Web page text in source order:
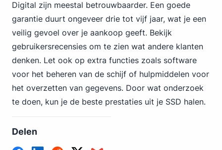
Digital zijn meestal betrouwbaarder. Een goede
garantie duurt ongeveer drie tot vijf jaar, wat je een
veilig gevoel over je aankoop geeft. Bekijk
gebruikersrecensies om te zien wat andere klanten
denken. Let ook op extra functies zoals software
voor het beheren van de schijf of hulpmiddelen voor
het overzetten van gegevens. Door wat onderzoek
te doen, kun je de beste prestaties uit je SSD halen.
Delen